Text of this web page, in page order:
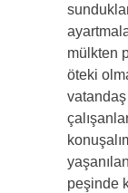
mülkten
öteki
peşinde